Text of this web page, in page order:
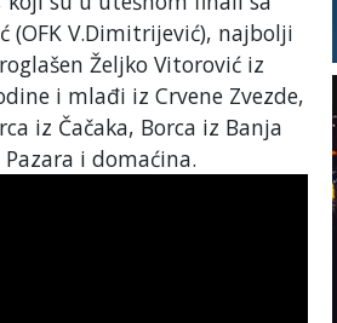
V.Dimitrijević), najbolji
Željko Vitorović iz
i mlađi iz Crvene Zvezde,
iz Čačaka, Borca iz Banja
i domaćina.